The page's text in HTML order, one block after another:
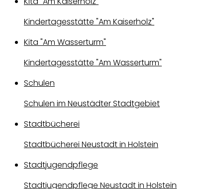
Kindertagesstätte "Am Kaiserholz"
Kita "Am Wasserturm"
Kindertagesstätte "Am Wasserturm"
Schulen
Schulen im Neustädter Stadtgebiet
Stadtbücherei
Stadtbücherei Neustadt in Holstein
Stadtjugendpflege
Stadtjugendpflege Neustadt in Holstein